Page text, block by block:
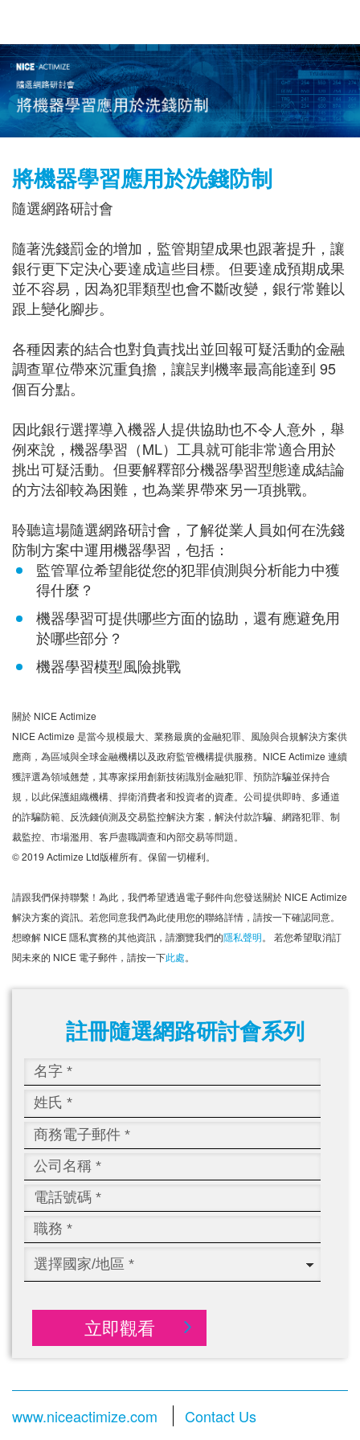
將機器學習應用於洗錢防制
隨選網路研討會
隨著洗錢罰金的增加，監管期望成果也跟著提升，讓
銀行更下定決心要達成這些目標。但要達成預期成果
並不容易，因為犯罪類型也會不斷改變，銀行常難以
跟上變化腳步。
各種因素的結合也對負責找出並回報可疑活動的金融
調查單位帶來沉重負擔，讓誤判機率最高能達到 95
個百分點。
因此銀行選擇導入機器人提供協助也不令人意外，舉
例來說，機器學習（ML）工具就可能非常適合用於
挑出可疑活動。但要解釋部分機器學習型態達成結論
的方法卻較為困難，也為業界帶來另一項挑戰。
聆聽這場隨選網路研討會，了解從業人員如何在洗錢
防制方案中運用機器學習，包括：
監管單位希望能從您的犯罪偵測與分析能力中獲
得什麼？
機器學習可提供哪些方面的協助，還有應避免用
於哪些部分？
機器學習模型風險挑戰
關於 NICE Actimize
NICE Actimize 是當今規模最大、業務最廣的金融犯罪、風險與合規解決方案供
應商，為區域與全球金融機構以及政府監管機構提供服務。NICE Actimize 連續
獲評選為領域翹楚，其專家採用創新技術識別金融犯罪、預防詐騙並保持合
規，以此保護組織機構、捍衛消費者和投資者的資產。公司提供即時、多通道
的詐騙防範、反洗錢偵測及交易監控解決方案，解決付款詐騙、網路犯罪、制
裁監控、市場濫用、客戶盡職調查和內部交易等問題。
© 2019 Actimize Ltd版權所有。保留一切權利。
請跟我們保持聯繫！為此，我們希望透過電子郵件向您發送關於 NICE Actimize
解決方案的資訊。若您同意我們為此使用您的聯絡詳情，請按一下確認同意。
想瞭解 NICE 隱私實務的其他資訊，請瀏覽我們的隱私聲明。 若您希望取消訂
閱未來的 NICE 電子郵件，請按一下此處。
註冊隨選網路研討會系列
立即觀看
www.niceactimize.com Contact Us